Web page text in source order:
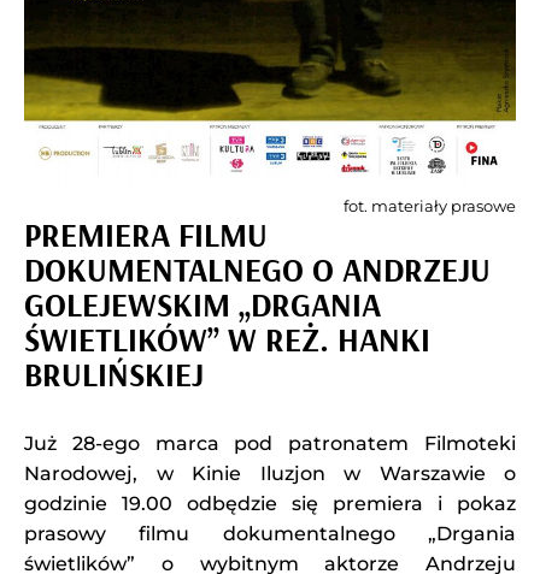
PREMIERA FILMU
DOKUMENTALNEGO O ANDRZEJU
GOLEJEWSKIM „DRGANIA
ŚWIETLIKÓW” W REŻ. HANKI
BRULIŃSKIEJ
Już 28-ego marca pod patronatem Filmoteki
Narodowej, w Kinie Iluzjon w Warszawie o
godzinie 19.00 odbędzie się premiera i pokaz
prasowy filmu dokumentalnego „Drgania
świetlików” o wybitnym aktorze Andrzeju
fot. materiały prasowe